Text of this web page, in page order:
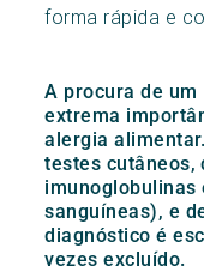
forma rápida e
A procura de
extrema
alergia
testes cutâneos,
sanguíneas), e
diagnóstico é
vezes excluído.